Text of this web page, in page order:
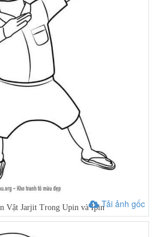
Tải ảnh gốc
Vật Jarjit Trong Upin và Ipin